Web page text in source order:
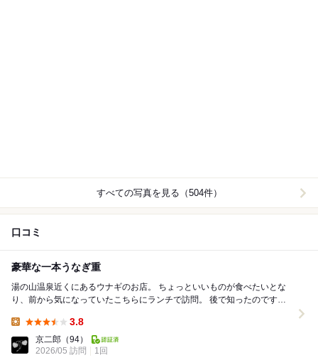
すべての写真を見る（504件）
口コミ
豪華な一本うなぎ重
湯の山温泉近くにあるウナギのお店。 ちょっといいものが食べたいとな
り、前から気になっていたこちらにランチで訪問。 後で知ったのです
3.8
京二郎 （94）
2026/05 訪問
1回